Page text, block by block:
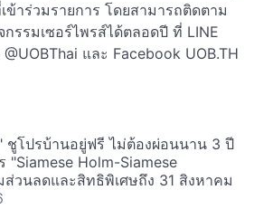
ข้าร่วมรายการ โดยสามารถติดตาม
กรรมเซอร์ไพรส์ได้ตลอดปี ที่ LINE
และ Facebook UOB.TH
ชูโปรบ้านอยู่ฟรี ไม่ต้องผ่อนนาน 3 ปี
"Siamese Holm-Siamese
ส่วนลดและสิทธิพิเศษถึง 31 สิงหาคม